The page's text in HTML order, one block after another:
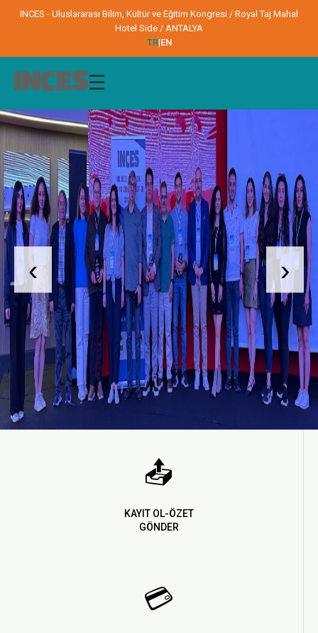
INCES - Uluslararası Bilim, Kültür ve Eğitim Kongresi / Royal Taj Mahal
Hotel Side / ANTALYA
TR|EN
☰
‹ ›
📤
KAYIT OL-ÖZET
GÖNDER
💳